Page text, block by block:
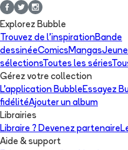
Explorez Bubble
Trouvez de l'inspirationBande
dessinéeComicsMangas
sélectionsToutes les séries
Gérez votre collection
L'application BubbleEssayez
fidélitéAjouter un album
Librairies
Libraire ? Devenez partenaire
Aide & support